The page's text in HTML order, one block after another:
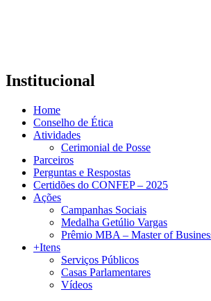
Institucional
Home
Conselho de Ética
Atividades
Cerimonial de Posse
Parceiros
Perguntas e Respostas
Certidões do CONFEP – 2025
Ações
Campanhas Sociais
Medalha Getúlio Vargas
Prêmio MBA – Master of
+Itens
Serviços Públicos
Casas Parlamentares
Vídeos